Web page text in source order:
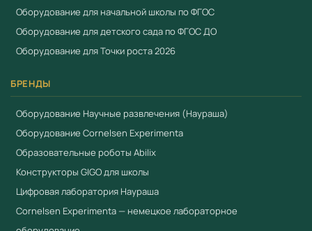
Оборудование для начальной школы по ФГОС
Оборудование для детского сада по ФГОС ДО
Оборудование для Точки роста 2026
БРЕНДЫ
Оборудование Научные развлечения (Наураша)
Оборудование Cornelsen Experimenta
Образовательные роботы Abilix
Конструкторы GIGO для школы
Цифровая лаборатория Наураша
Cornelsen Experimenta — немецкое лабораторное